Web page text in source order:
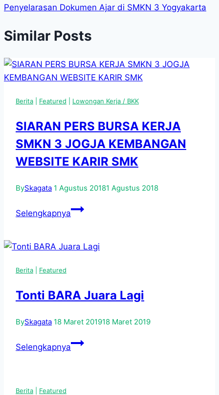
Penyelarasan Dokumen Ajar di SMKN 3 Yogyakarta
Similar Posts
Berita Featured Lowongan Kerja / BKK
SIARAN PERS BURSA KERJA
SMKN 3 JOGJA KEMBANGAN
WEBSITE KARIR SMK
BySkagata 1 Agustus 20181 Agustus 2018
SelengkapnyaSIARAN
KERJA
KEMBANGAN
KARIR
SMK
Berita Featured
Tonti BARA Juara Lagi
BySkagata 18 Maret 201918 Maret 2019
SelengkapnyaTonti
Berita Featured